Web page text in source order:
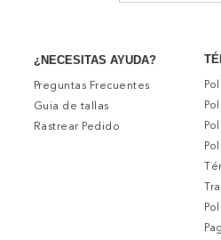
¿NECESITAS AYUDA?
Preguntas Frecuentes
Guia de tallas
Rastrear Pedido